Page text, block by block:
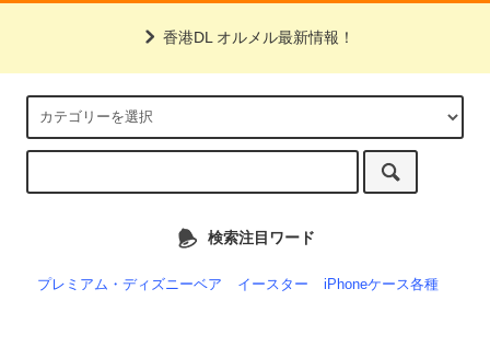
香港DL オルメル最新情報！
検索注目ワード
プレミアム・ディズニーベア イースター iPhoneケース各種